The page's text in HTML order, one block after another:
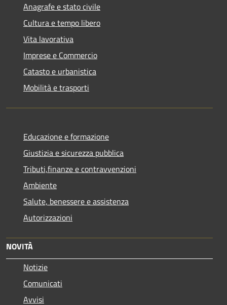
Anagrafe e stato civile
Cultura e tempo libero
Vita lavorativa
Imprese e Commercio
Catasto e urbanistica
Mobilità e trasporti
Educazione e formazione
Giustizia e sicurezza pubblica
Tributi,finanze e contravvenzioni
Ambiente
Salute, benessere e assistenza
Autorizzazioni
NOVITÀ
Notizie
Comunicati
Avvisi